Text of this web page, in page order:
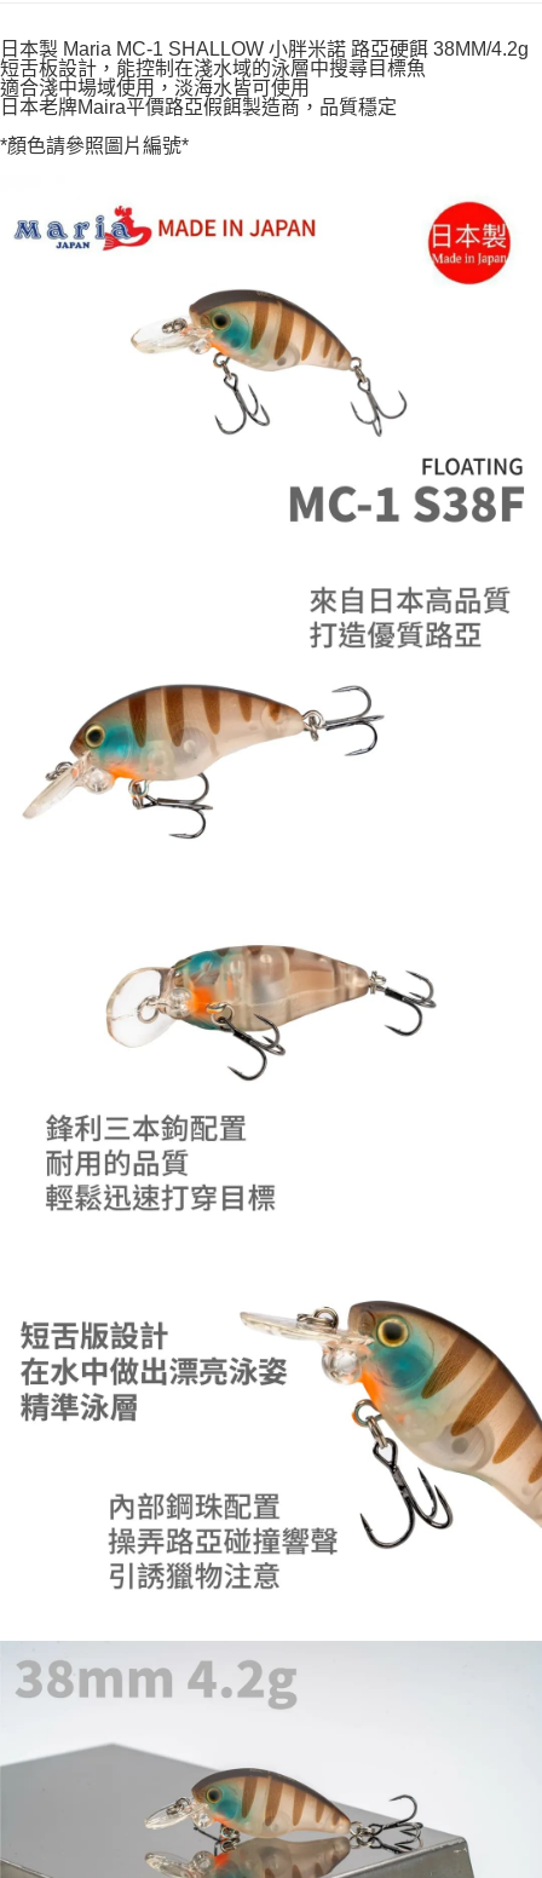
2.付款方式選擇「大哥付你分期」，訂單成立後會自動跳轉到大哥付的交易
流程，驗證手機門號後，選擇欲分期的期數、繳款截止日，確認付款後即完
成交易。
3.實際核准額度、可分期數及費用金額請依後續交易確認頁面所載為準。
4.訂單成立30分鐘內，如未前往確認交易或遇審核未通過，訂單將自動取
消。如遇「轉專審核」未通過狀況，表示未達大哥付你分期系統評分，恕無
【繳款方式說明】
1.分期款項不併入電信帳單，「大哥付你分期」於每月結算日後寄送繳費提
醒簡訊。
2.透過簡訊連結打開帳單後，可選擇「超商條碼／台灣大直營門市／銀行轉
帳／街口支付／iPASS MONEY」等通路繳費。
1.本服務係由「台灣大哥大股份有限公司」（以下簡稱本公司）所提供，讓
用戶於交易時，得透過本服務購買商品或服務，並由商店將買賣／分期付款
買賣價金債權讓與本公司後，依約使用本公司帳單繳交帳款。
2.基於同意付款使用「大哥付你分期」之契約關係目的，商店將以您的個人
資料（包含姓名、電話或地址）提供予台灣大哥大進項蒐集、處理及利用，
由本公司與您本人進行分期帳單所需資料之確認、核對及更正。
https://oppay.tw/userRule
相關說明
【關於「AFTEE先享後付」】
AFTEE先享後付是「在收到商品之後才付款」的支付方式。 讓您購物簡單
１．簡單：不需註冊會員、不需綁卡、不需儲值。
【「AFTEE先享後付」結帳流程】
１．於結帳方式選擇「AFTEE先享後付」後，將跳轉至「AFTEE先享後付」
２．訂單成立數日內，您將收到繳費通知簡訊。
３．收到繳費通知簡訊後14天內，點擊此簡訊中的連結，可透過四大超商／
ATM／網路銀行／等多元方式進行付款，方視為交易完成。
※ 請注意：結帳手續完成當下不需立刻繳費，但若您需要取消訂單，請聯絡
購買商品的店家。未經商家同意取消之訂單仍視為有效，需透過AFTEE先享
※ 交易是否成功請以「AFTEE先享後付 」之結帳頁面顯示為準，若有關於
https://netprotections.freshdesk.com/support/home
２．關於個人資料處理事宜，請瀏覽以下網址：
３．未成年的使用者請事先徵得法定代理人或監護人之同意方可使用
４．使用「AFTEE先享後付」時，將依據個別帳號之用戶狀況，依本公司即
時審查核予不同之上限額度；若仍有額度不足之情形，本公司將視審查結果
請求用戶進行身份認證。
５．嚴禁一人註冊多個帳號或使用他人資訊註冊。若發現惡意使用之情形，
恩沛科技股份有限公司將有權停止該用戶之使用額度並採取法律行動。
ATM付款
貨到付款
全家取貨付款
每筆NT$60，滿NT$1,200(含以上)免運費
每筆NT$60，滿NT$1,200(含以上)免運費
每筆NT$60，滿NT$1,200(含以上)免運費
每筆NT$100，滿NT$2,000(含以上)免運費
貨到付款（門市自取請勿下單，請聯繫客服）
每筆NT$200，滿NT$3,000(含以上)免運費
日本製 Maria MC-1 SHALLOW 小胖米諾 路亞硬餌 38MM/4.2g
短舌板設計，能控制在淺水域的泳層中搜尋目標魚
適合淺中場域使用，淡海水皆可使用
日本老牌Maira平價路亞假餌製造商，品質穩定
*顏色請參照圖片編號*